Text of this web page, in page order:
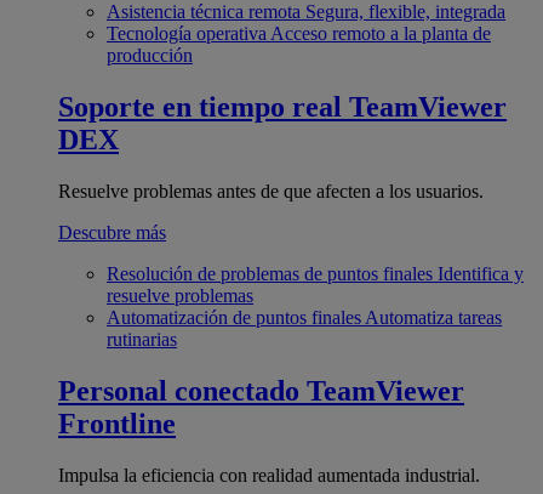
Asistencia técnica remota Segura, flexible, integrada
Tecnología operativa Acceso remoto a la planta de
producción
Soporte en tiempo real TeamViewer
DEX
Resuelve problemas antes de que afecten a los usuarios.
Descubre más
Resolución de problemas de puntos finales Identifica y
resuelve problemas
Automatización de puntos finales Automatiza tareas
rutinarias
Personal conectado TeamViewer
Frontline
Impulsa la eficiencia con realidad aumentada industrial.